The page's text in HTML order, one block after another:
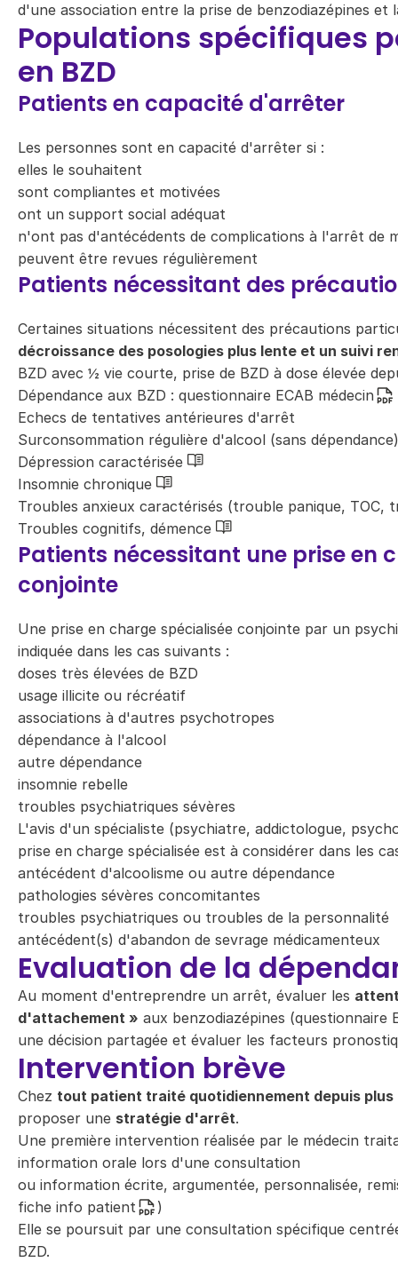
d'une association entre la prise de benzodiazépines et
Populations spécifiques
en BZD
Patients en capacité d'arrêter
Les personnes sont en capacité d'arrêter si :
elles le souhaitent
sont compliantes et motivées
ont un support social adéquat
n'ont pas d'antécédents de complications à l'arrêt de
peuvent être revues régulièrement
Patients nécessitant des
Certaines situations nécessitent des précautions
décroissance des posologies plus lente et un suivi
BZD avec ½ vie courte, prise de BZD à dose élevée
Dépendance aux BZD : questionnaire ECAB médecin
Echecs de tentatives antérieures d'arrêt
Surconsommation régulière d'alcool (sans dépendance)
Dépression caractérisée
Insomnie chronique
Troubles anxieux caractérisés (trouble panique, TOC,
Troubles cognitifs, démence
Patients nécessitant une prise en
conjointe
Une prise en charge spécialisée conjointe par un
indiquée dans les cas suivants :
doses très élevées de BZD
usage illicite ou récréatif
associations à d'autres psychotropes
dépendance à l'alcool
autre dépendance
insomnie rebelle
troubles psychiatriques sévères
L'avis d'un spécialiste (psychiatre, addictologue,
prise en charge spécialisée est à considérer dans les
antécédent d'alcoolisme ou autre dépendance
pathologies sévères concomitantes
troubles psychiatriques ou troubles de la personnalité
antécédent(s) d'abandon de sevrage médicamenteux
Evaluation de la
Au moment d'entreprendre un arrêt, évaluer les
d'attachement » aux benzodiazépines (questionnaire
une décision partagée et évaluer les facteurs
Intervention brève
Chez tout patient traité quotidiennement depuis plus
proposer une stratégie d'arrêt.
Une première intervention réalisée par le médecin
information orale lors d'une consultation
ou information écrite, argumentée, personnalisée,
fiche info patient
)
Elle se poursuit par une consultation spécifique
BZD.